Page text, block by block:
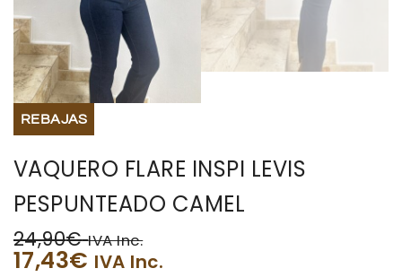
REBAJAS
VAQUERO FLARE INSPI LEVIS
PESPUNTEADO CAMEL
24,90€ IVA Inc.
17,43€ IVA Inc.